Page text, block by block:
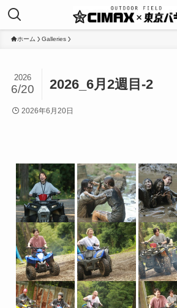
ホーム Galleries
2026_6月2週目-2
2026
6/20
2026年6月20日